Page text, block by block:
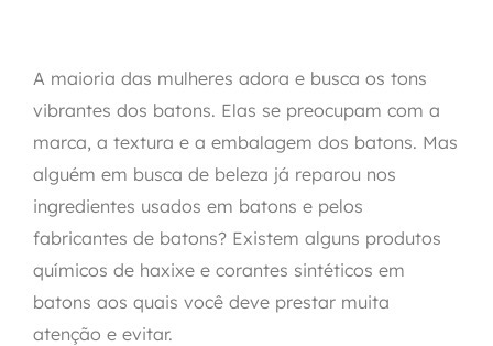
A maioria das mulheres adora e busca os tons
vibrantes dos batons. Elas se preocupam com a
marca, a textura e a embalagem dos batons. Mas
alguém em busca de beleza já reparou nos
ingredientes usados em batons e pelos
fabricantes de batons? Existem alguns produtos
químicos de haxixe e corantes sintéticos em
batons aos quais você deve prestar muita
atenção e evitar.